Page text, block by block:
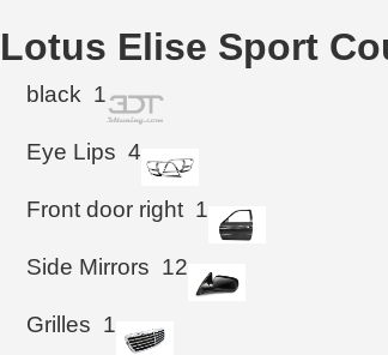
Elise Sport
black 1
Eye Lips 4
Front door right 1
Side Mirrors 12
Grilles 1